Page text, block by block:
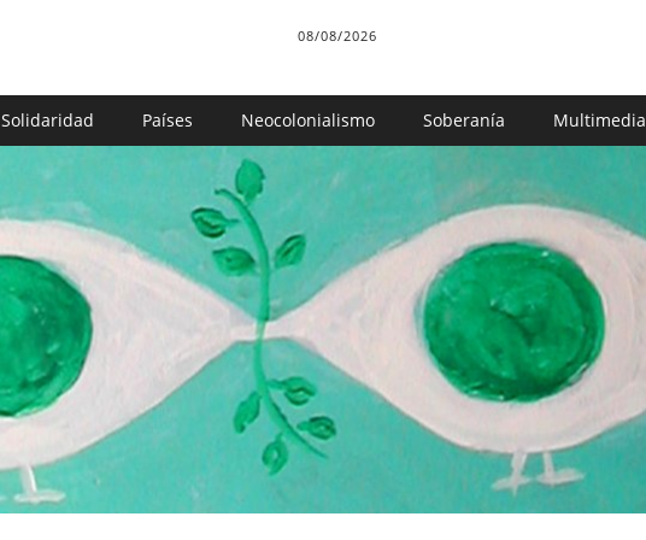
08/08/2026
Solidaridad Países Neocolonialismo Soberanía Multimedia